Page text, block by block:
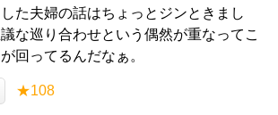
た夫婦の話はちょっとジンときまし
な巡り合わせという偶然が重なってこ
回ってるんだなぁ。
★108